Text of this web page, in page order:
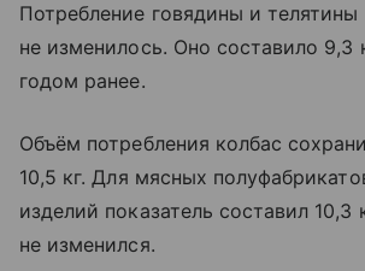
Потребление говядины и телятины
не изменилось. Оно составило 9,3
годом ранее.
Объём потребления колбас
10,5 кг. Для мясных
изделий показатель составил 10,3
не изменился.